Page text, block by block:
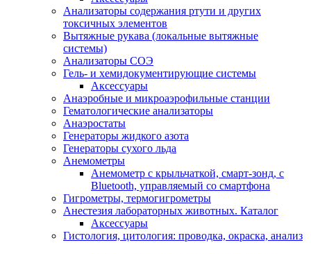
Анализаторы содержания ртути и других
токсичных элементов
Вытяжные рукава (локальные вытяжные
системы)
Анализаторы СОЭ
Гель- и хемидокументирующие системы
Аксессуары
Анаэробные и микроаэрофильные станции
Гематологические анализаторы
Анаэростаты
Генераторы жидкого азота
Генераторы сухого льда
Анемометры
Анемометр с крыльчаткой, смарт-зонд, с
Bluetooth, управляемый со смартфона
Гигрометры, термогигрометры
Анестезия лабораторных животных. Каталог
Аксессуары
Гистология, цитология: проводка, окраска, анализ